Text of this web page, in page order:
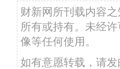
财新网所刊载内容
所有或持有。未经
像等任何使用。
如有意愿转载，请发